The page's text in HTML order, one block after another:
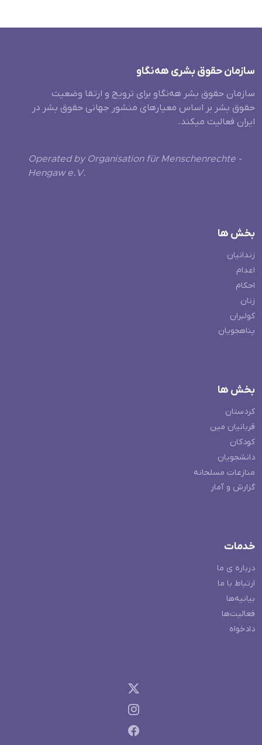
سازمان حقوق بشری هەنگاو
سازمان حقوق بشر هه‌نگاو برای ترویج و ارتقا وضعیت
حقوق بشر بر اساس معیارهای منشور جهانی حقوق بشر در
ایران فعالیت میکند.
Operated by Organisation für Menschenrechte -
Hengaw e.V.
بخش ها
زندانیان
اعدام
احکام
زنان
کولبران
پناهجویان
بخش ها
کردستان
قربانیان مین
کودکان
دانشجویان
منازعات مسلحانه
گزارش و آمار
خدمات
درباره ی ما
ارتباط با ما
بیانیه‌ها
فعالیت‌ها
دادخواه